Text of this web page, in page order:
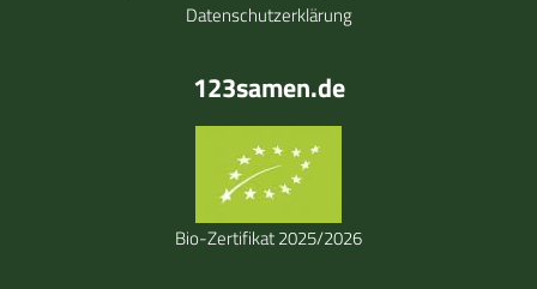
Datenschutzerklärung
123samen.de
Bio-Zertifikat 2025/2026